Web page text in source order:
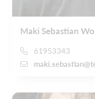
Maki Sebastian
61953343